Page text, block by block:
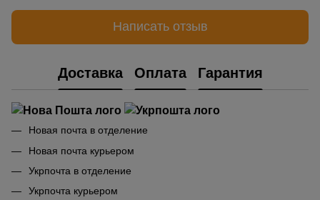
Написать отзыв
Доставка Оплата Гарантия
Новая почта в отделение
Новая почта курьером
Укрпочта в отделение
Укрпочта курьером